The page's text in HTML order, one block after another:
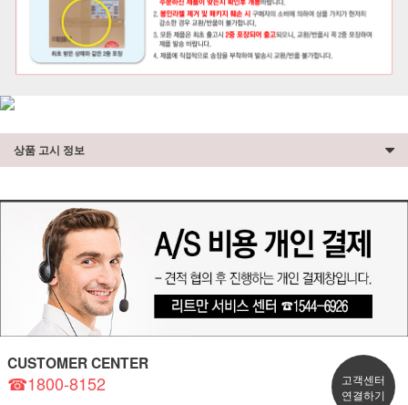
상품 고시 정보
CUSTOMER CENTER
☎1800-8152
고객센터
연결하기